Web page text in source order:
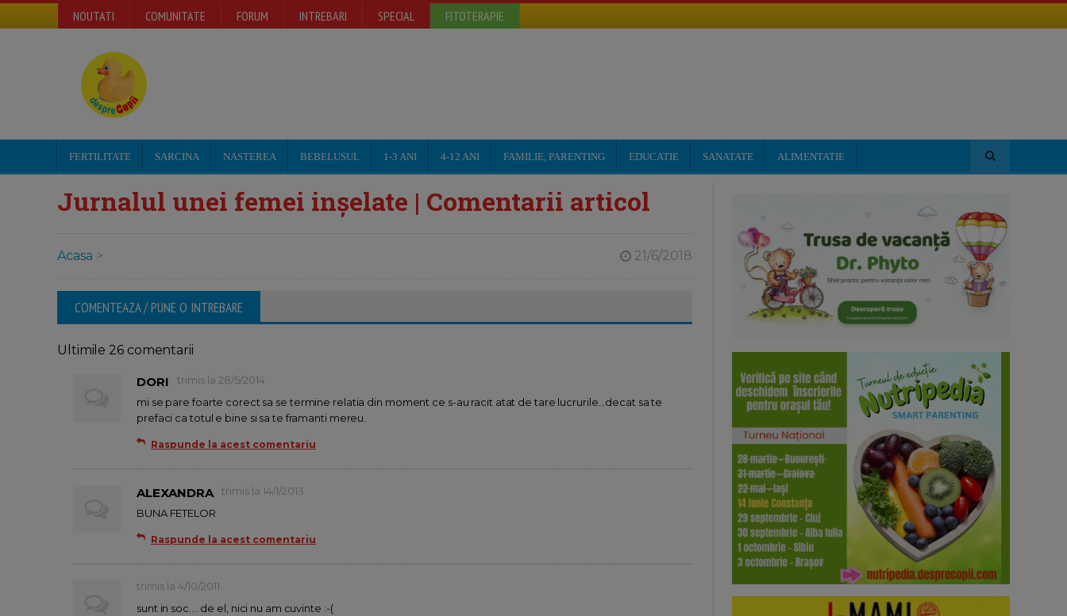
NOUTATI COMUNITATE FORUM INTREBARI SPECIAL FITOTERAPIE
FERTILITATE SARCINA NASTEREA BEBELUSUL 1-3 ANI 4-12 ANI FAMILIE, PARENTING EDUCATIE SANATATE ALIMENTATIE
Jurnalul unei femei inşelate | Comentarii articol
Acasa > 21/6/2018
COMENTEAZA / PUNE O INTREBARE
Ultimile 26 comentarii
DORI
trimis la 28/5/2014
mi se pare foarte corect sa se termine relatia din moment ce s-au racit atat de tare lucrurile...decat sa te
prefaci ca totul e bine si sa te framanti mereu.
Raspunde la acest comentariu
ALEXANDRA
trimis la 14/1/2013
BUNA FETELOR
Raspunde la acest comentariu
trimis la 4/10/2011
sunt in soc.... de el, nici nu am cuvinte :-(